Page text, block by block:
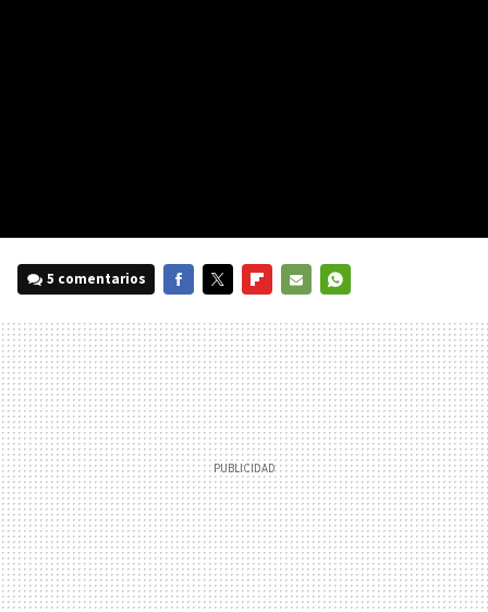
5 comentarios
MAIL